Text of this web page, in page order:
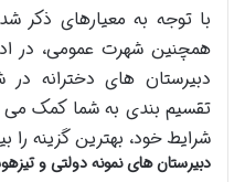
با توجه به معیارهای ذکر
همچنین شهرت عمومی، در
دبیرستان های دخترانه
تقسیم بندی به شما کمک می
شرایط خود، بهترین گزینه را
دبیرستان های نمونه دولتی و